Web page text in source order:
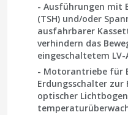
- Ausführungen mit
(TSH) und/oder
ausfahrbarer
verhindern das
eingeschaltetem
- Motorantriebe für
Erdungsschalter
optischer